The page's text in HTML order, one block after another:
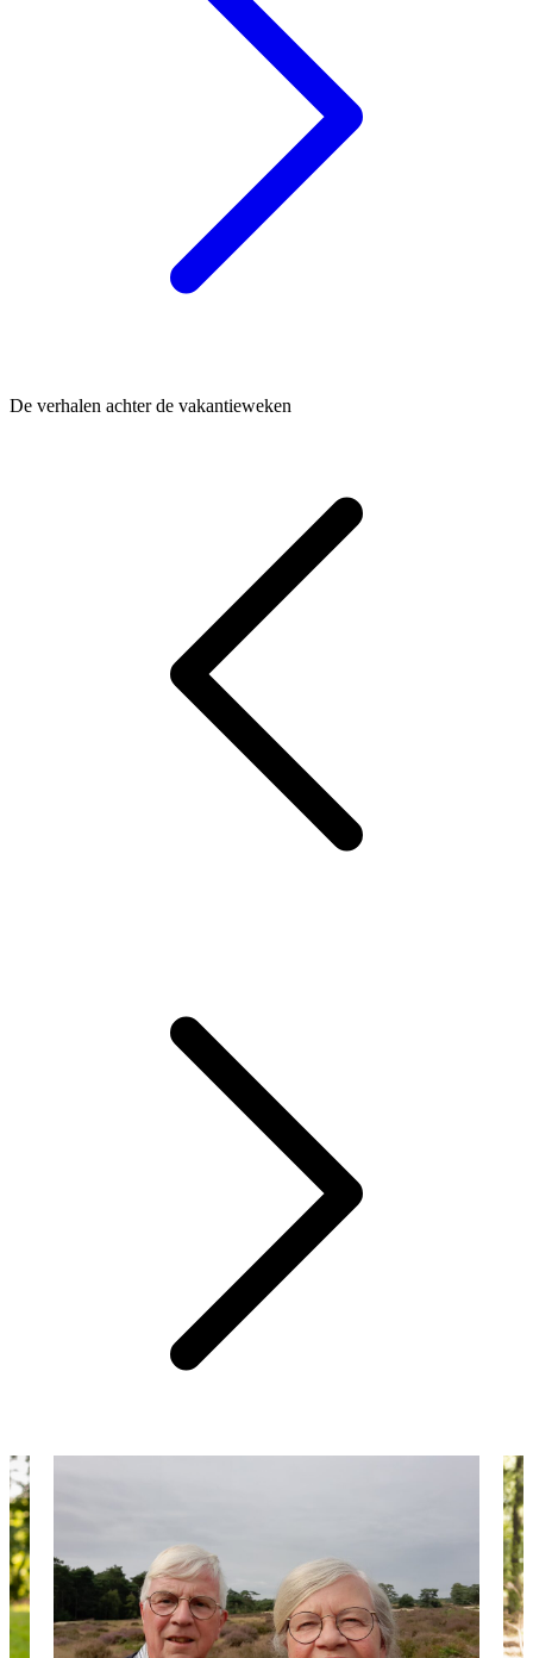
De verhalen achter de vakantieweken